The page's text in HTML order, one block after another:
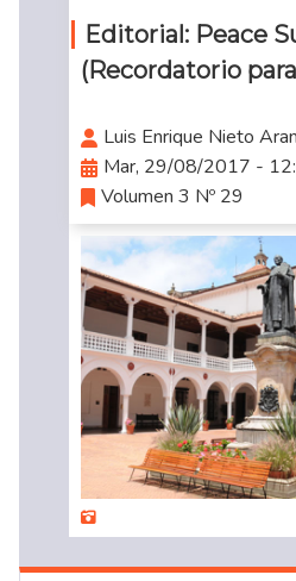
Editorial: Peace
(Recordatorio
Luis Enrique Nieto
Mar, 29/08/2017 -
Volumen 3 Nº 29